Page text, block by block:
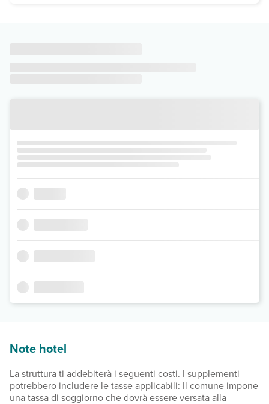
Note hotel
La struttura ti addebiterà i seguenti costi. I supplementi
potrebbero includere le tasse applicabili: Il comune impone
una tassa di soggiorno che dovrà essere versata alla